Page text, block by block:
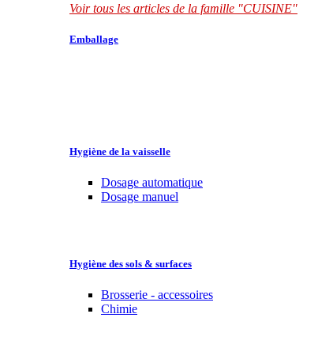
Voir tous les articles de la famille "CUISINE"
Emballage
Hygiène de la vaisselle
Dosage automatique
Dosage manuel
Hygiène des sols & surfaces
Brosserie - accessoires
Chimie